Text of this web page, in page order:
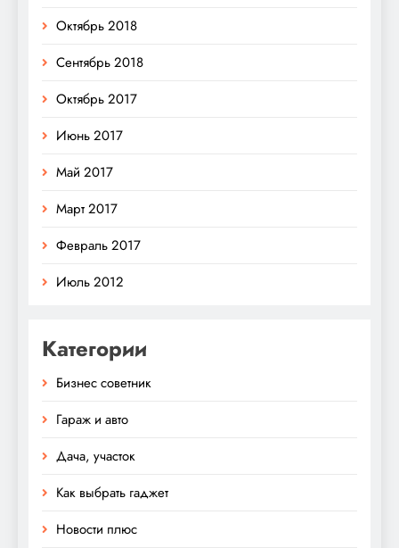
Октябрь 2018
Сентябрь 2018
Октябрь 2017
Июнь 2017
Май 2017
Март 2017
Февраль 2017
Июль 2012
Категории
Бизнес советник
Гараж и авто
Дача, участок
Как выбрать гаджет
Новости плюс